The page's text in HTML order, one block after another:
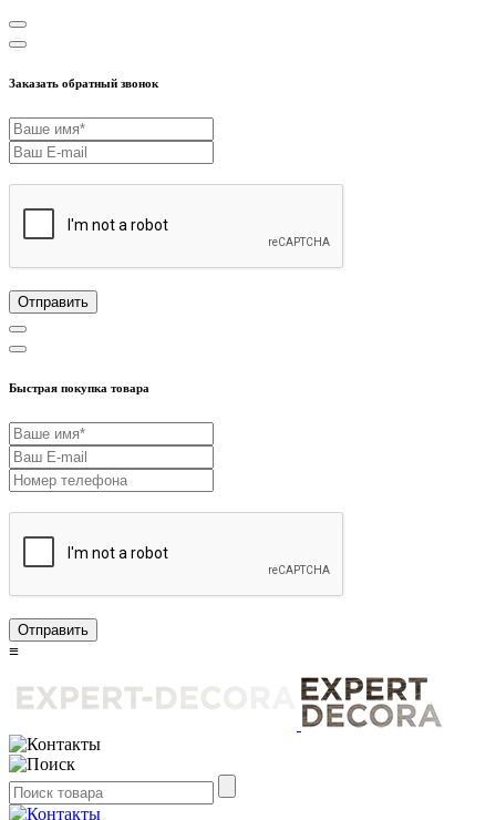
Заказать обратный звонок
Отправить
Быстрая покупка товара
Отправить
≡